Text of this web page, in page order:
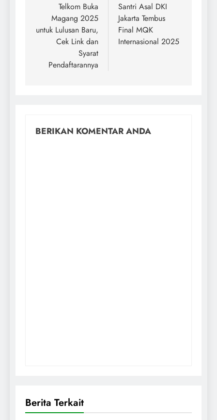
Telkom Buka
Magang 2025
untuk Lulusan Baru,
Cek Link dan
Syarat
Pendaftarannya
Santri Asal DKI
Jakarta Tembus
Final MQK
Internasional 2025
BERIKAN KOMENTAR ANDA
Berita Terkait